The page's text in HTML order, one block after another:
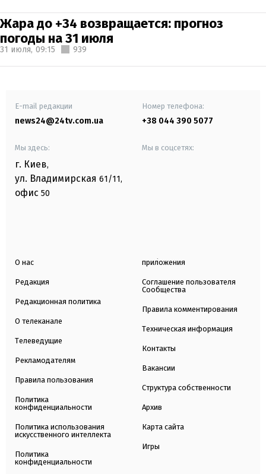
Жара до +34 возвращается: прогноз
погоды на 31 июля
31 июля, 09:15 939
E-mail редакции
news24@24tv.com.ua
Номер телефона:
+38 044 390 5077
Мы здесь:
г. Киев,
ул. Владимирская 61/11,
офис 50
Мы в соцсетях:
О нас
Редакция
Редакционная политика
О телеканале
Телеведущие
Рекламодателям
Правила пользования
Политика
конфиденциальности
Политика использования
искусственного интеллекта
Политика
конфиденциальности
приложения
Соглашение пользователя
Сообщества
Правила комментирования
Техническая информация
Контакты
Вакансии
Структура собственности
Архив
Карта сайта
Игры